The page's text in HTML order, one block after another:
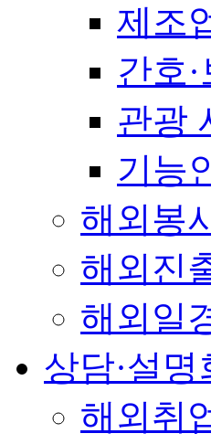
제조
간호
관광
기능
해외봉
해외진
해외일
상담·설명
해외취